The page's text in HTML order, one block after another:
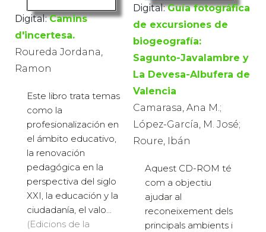
Digital: Camins
d'incertesa.
Roureda Jordana,
Ramon
Este libro trata temas
como la
profesionalización en
el ámbito educativo,
la renovación
pedagógica en la
perspectiva del siglo
XXI, la educación y la
ciudadanía, el valo...
(Edicions de la
Digital: Guía fotográfica
de excursiones de
biogeografía:
Sagunto-Javalambre y
La Devesa-Albufera de
Valencia
Camarasa, Ana M.;
López-García, M. José;
Roure, Ibán
Aquest CD-ROM té
com a objectiu
ajudar al
reconeixement dels
principals ambients i